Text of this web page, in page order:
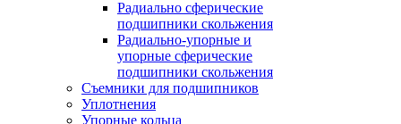
Радиально сферические
подшипники скольжения
Радиально-упорные и
упорные сферические
подшипники скольжения
Съемники для подшипников
Уплотнения
Упорные кольца